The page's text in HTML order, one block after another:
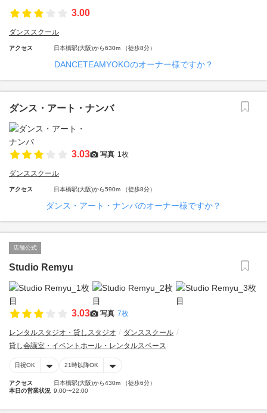
3.00
ダンススクール
アクセス 日本橋駅(大阪)から630m （徒歩8分）
DANCETEAMYOKOのオーナー様ですか？
ダンス・アート・ナンバ
3.03 写真 1枚
ダンススクール
アクセス 日本橋駅(大阪)から590m （徒歩8分）
ダンス・アート・ナンバのオーナー様ですか？
店舗公式
Studio Remyu
3.03 写真 7枚
レンタルスタジオ・貸しスタジオ
ダンススクール
貸し会議室・イベントホール・レンタルスペース
日祝OK 21時以降OK
アクセス
日本橋駅(大阪)から430m （徒歩6分）
本日の営業状況 9:00〜22:00